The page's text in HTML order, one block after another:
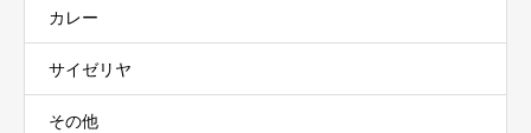
カレー
サイゼリヤ
その他